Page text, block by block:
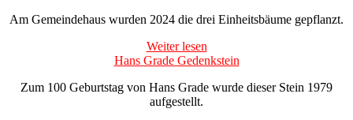
Am Gemeindehaus wurden 2024 die drei Einheitsbäume gepflanzt.
Weiter lesen
Hans Grade Gedenkstein
Zum 100 Geburtstag von Hans Grade wurde dieser Stein 1979
aufgestellt.